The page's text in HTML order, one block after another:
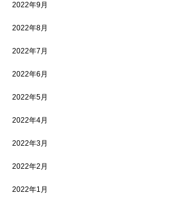
2022年9月
2022年8月
2022年7月
2022年6月
2022年5月
2022年4月
2022年3月
2022年2月
2022年1月